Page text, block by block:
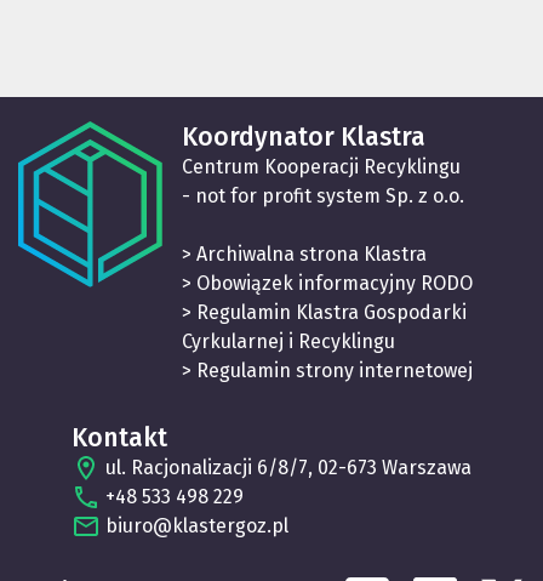
Koordynator Klastra
Centrum Kooperacji Recyklingu
- not for profit system Sp. z o.o.
> Archiwalna strona Klastra
> Obowiązek informacyjny RODO
> Regulamin Klastra Gospodarki
Cyrkularnej i Recyklingu
> Regulamin strony internetowej
Kontakt
ul. Racjonalizacji 6/8/7, 02-673 Warszawa
+48 533 498 229
biuro@klastergoz.pl